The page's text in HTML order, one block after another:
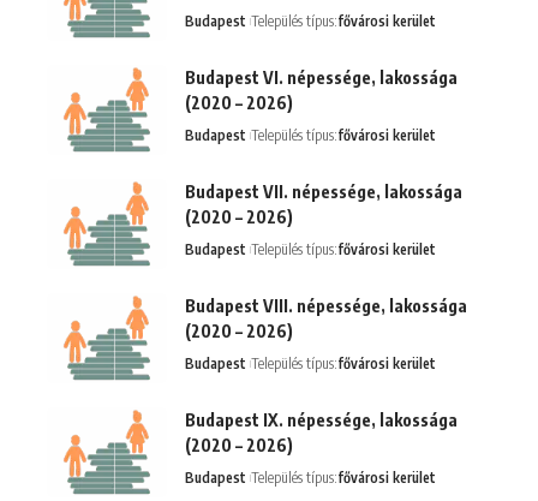
Budapest Település típus:fővárosi kerület
Budapest VI. népessége, lakossága
(2020 – 2026)
Budapest Település típus:fővárosi kerület
Budapest VII. népessége, lakossága
(2020 – 2026)
Budapest Település típus:fővárosi kerület
Budapest VIII. népessége, lakossága
(2020 – 2026)
Budapest Település típus:fővárosi kerület
Budapest IX. népessége, lakossága
(2020 – 2026)
Budapest Település típus:fővárosi kerület